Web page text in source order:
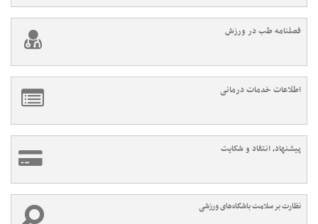
فصلنامه طب در ورزش
اطلاعات خدمات درمانی
پیشنهاد، انتقاد و شکایت
نظارت بر سلامت باشگاه‌های ورزشی